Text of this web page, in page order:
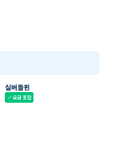
실버돌핀
check요금 포함